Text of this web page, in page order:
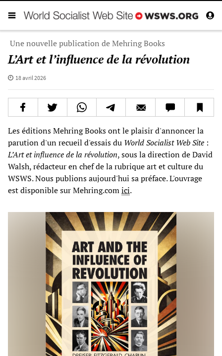
Une nouvelle publication de Mehring Books
L’Art et l’influence de la révolution
18 avril 2026
Les éditions Mehring Books ont le plaisir d'annoncer la
parution d'un recueil d'essais du World Socialist Web Site :
L’Art et influence de la révolution, sous la direction de David
Walsh, rédacteur en chef de la rubrique art et culture du
WSWS. Nous publions aujourd'hui sa préface. L'ouvrage
est disponible sur Mehring.comici.